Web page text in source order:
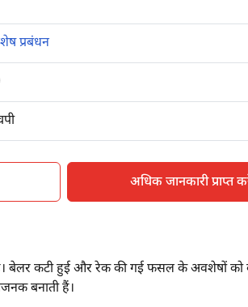
प्रबंधन
अधिक जानकारी प्राप्त
बेलर कटी हुई और रेक की गई फसल के अवशेषों को
बनाती हैं।